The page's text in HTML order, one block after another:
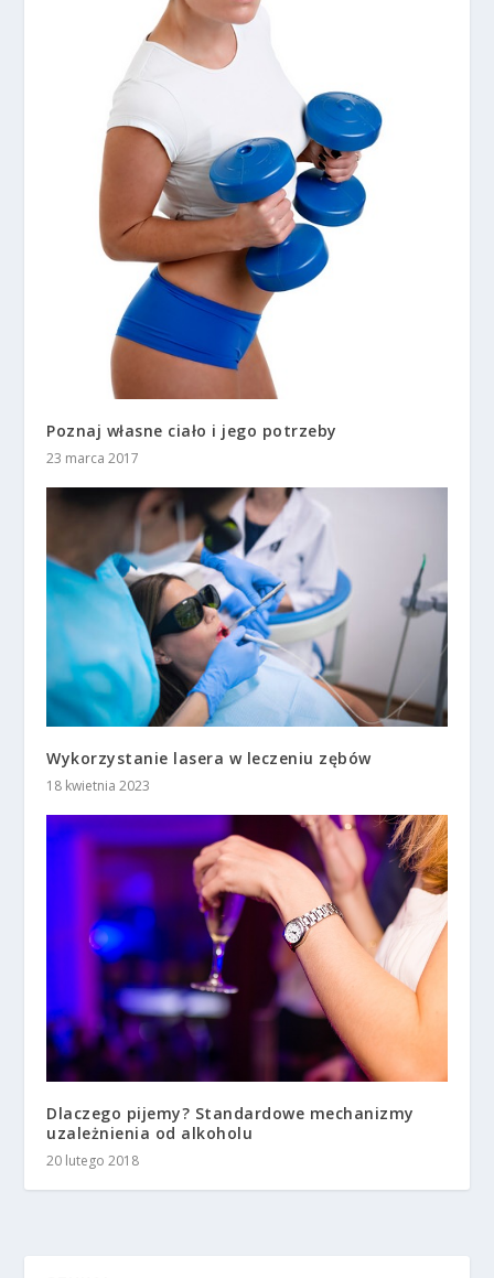
Poznaj własne ciało i jego potrzeby
23 marca 2017
Wykorzystanie lasera w leczeniu zębów
18 kwietnia 2023
Dlaczego pijemy? Standardowe mechanizmy
uzależnienia od alkoholu
20 lutego 2018